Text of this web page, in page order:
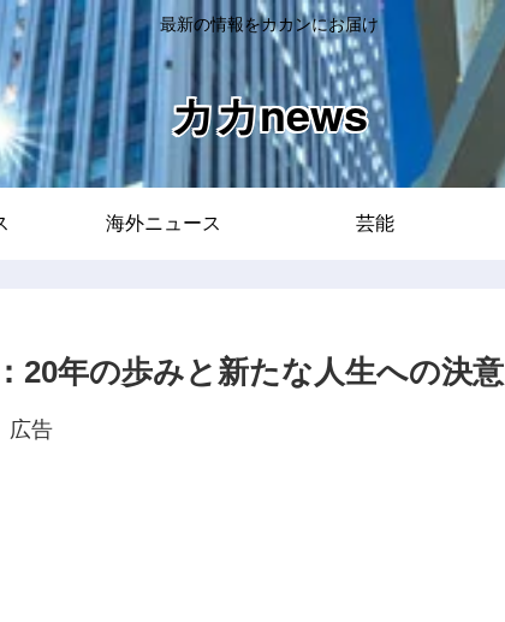
最新の情報をカカンにお届け
カカnews
海外ニュース 芸能
20年の歩みと新たな人生への決意
広告